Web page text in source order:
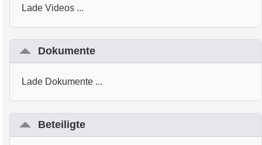
Lade Videos ...
Dokumente
Lade Dokumente ...
Beteiligte